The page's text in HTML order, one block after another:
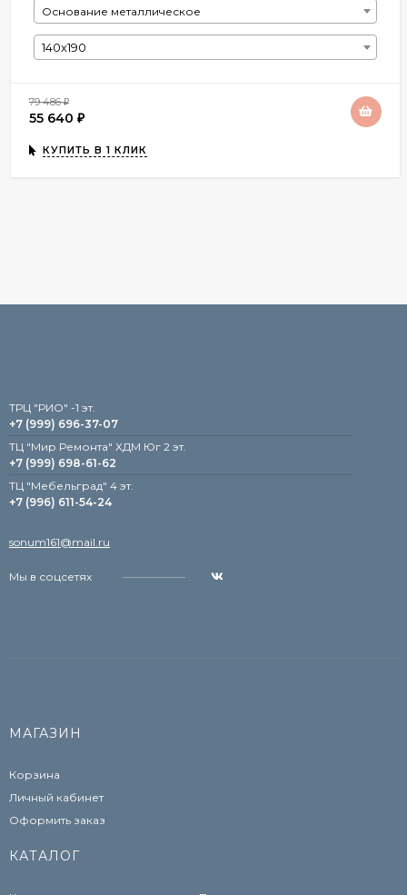
Основание металлическое
140х190
79 486₽
55 640 ₽
КУПИТЬ В 1 КЛИК
TРЦ "РИО" -1 эт.
+7 (999) 696-37-07
ТЦ "Мир Ремонта" ХДМ Юг 2 эт.
+7 (999) 698-61-62
TЦ "Мебельград" 4 эт.
+7 (996) 611-54-24
sonum161@mail.ru
Мы в соцсетях
МАГАЗИН
Корзина
Личный кабинет
Оформить заказ
КАТАЛОГ